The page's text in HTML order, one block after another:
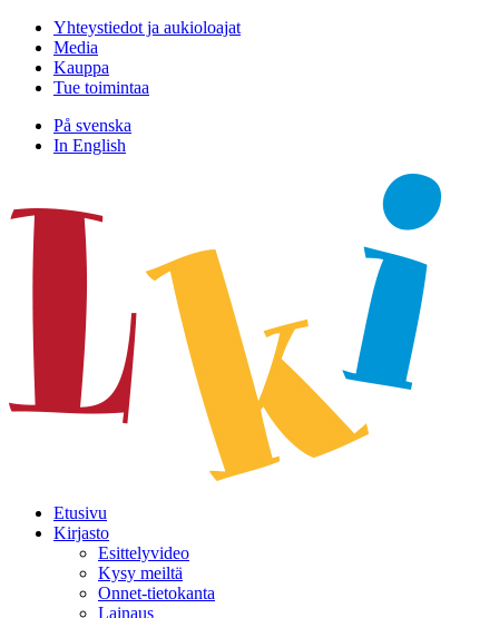
Hyppää
sisältöön
Yhteystiedot ja aukioloajat
Media
Kauppa
Tue toimintaa
På svenska
In English
Etusivu
Kirjasto
Esittelyvideo
Kysy meiltä
Onnet-tietokanta
Lainaus